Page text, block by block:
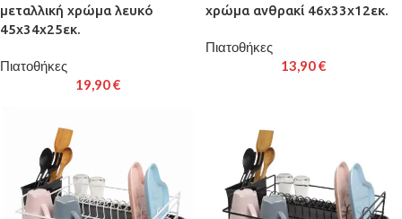
μεταλλική χρώμα λευκό
45x34x25εκ.
Πιατοθήκες
19,90€
χρώμα ανθρακί 46x33x12εκ.
Πιατοθήκες
13,90€